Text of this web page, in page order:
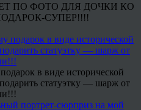
ПО ФОТО ДЛЯ ДОЧКИ КО
СУПЕР!!!!
в виде исторической
статуэтку — шарж от